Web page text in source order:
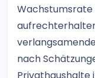
Wachstumsrate
nach